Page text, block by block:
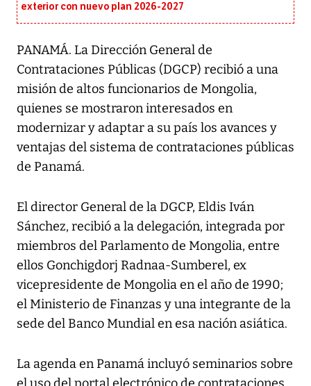
exterior con nuevo plan 2026-2027
PANAMÁ. La Dirección General de
Contrataciones Públicas (DGCP) recibió a una
misión de altos funcionarios de Mongolia,
quienes se mostraron interesados en
modernizar y adaptar a su país los avances y
ventajas del sistema de contrataciones públicas
de Panamá.
El director General de la DGCP, Eldis Iván
Sánchez, recibió a la delegación, integrada por
miembros del Parlamento de Mongolia, entre
ellos Gonchigdorj Radnaa-Sumberel, ex
vicepresidente de Mongolia en el año de 1990;
el Ministerio de Finanzas y una integrante de la
sede del Banco Mundial en esa nación asiática.
La agenda en Panamá incluyó seminarios sobre